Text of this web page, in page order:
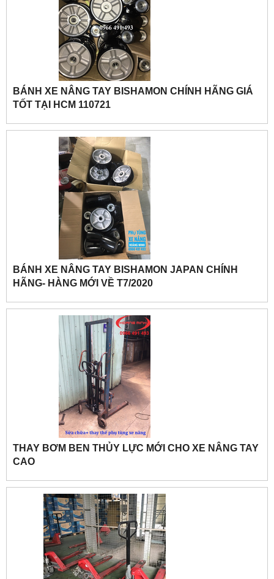
BÁNH XE NÂNG TAY BISHAMON CHÍNH HÃNG GIÁ
TỐT TẠI HCM 110721
BÁNH XE NÂNG TAY BISHAMON JAPAN CHÍNH
HÃNG- HÀNG MỚI VỀ T7/2020
THAY BƠM BEN THỦY LỰC MỚI CHO XE NÂNG TAY
CAO